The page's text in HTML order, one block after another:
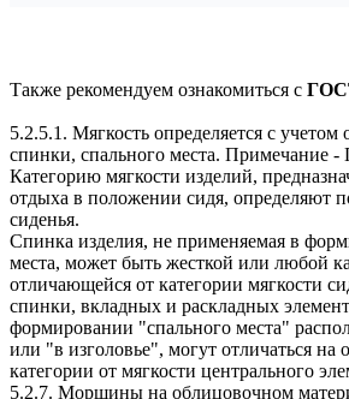
Также рекомендуем ознакомиться с
5.2.5.1. Мягкость определяется с учетом
спинки, спального места. Примечание
Категорию мягкости изделий,
отдыха в положении сидя, определяют
сиденья.
Спинка изделия, не применяемая в
места, может быть жесткой или любой
отличающейся от категории мягкости
спинки, вкладных и раскладных
формировании "спального места"
или "в изголовье", могут отличаться на
категории от мягкости центрального
5.2.7. Морщины на облицовочном